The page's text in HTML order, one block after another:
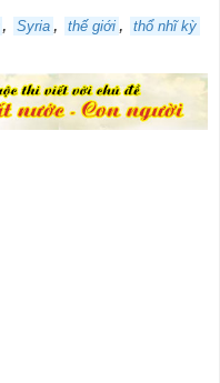
, Syria , thế giới , thổ nhĩ kỳ